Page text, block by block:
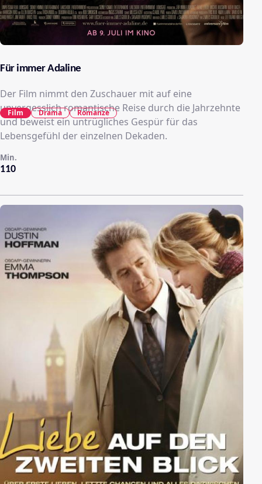
Für immer Adaline
Der Film nimmt den Zuschauer mit auf eine
unvergesslich romantische Reise durch die Jahrzehnte
und beweist ein untrügliches Gespür für das
Lebensgefühl der einzelnen Dekaden.
110
Min.
Film Drama Romanze